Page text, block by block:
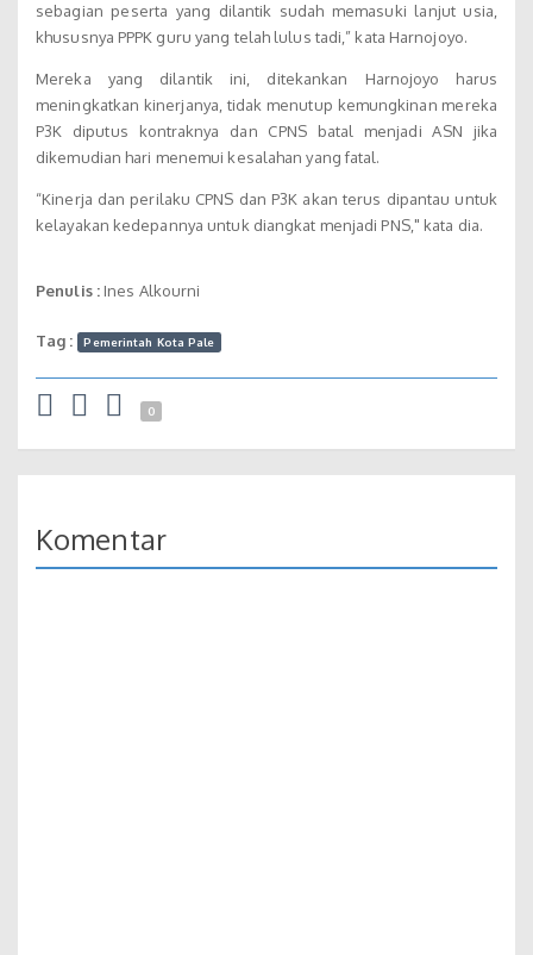
sebagian peserta yang dilantik sudah memasuki lanjut usia,
khususnya PPPK guru yang telah lulus tadi,” kata Harnojoyo.
Mereka yang dilantik ini, ditekankan Harnojoyo harus
meningkatkan kinerjanya, tidak menutup kemungkinan mereka
P3K diputus kontraknya dan CPNS batal menjadi ASN jika
dikemudian hari menemui kesalahan yang fatal.
“Kinerja dan perilaku CPNS dan P3K akan terus dipantau untuk
kelayakan kedepannya untuk diangkat menjadi PNS," kata dia.
Penulis :Ines Alkourni
Tag : Pemerintah Kota Pale
0
Komentar